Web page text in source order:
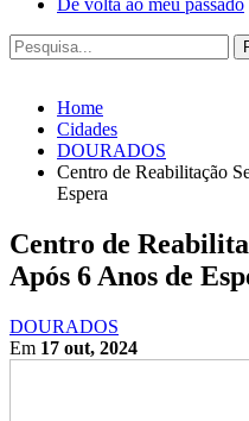
De volta ao meu passado
Home
Cidades
DOURADOS
Centro de Reabilitação
Espera
Centro de
Após 6 Anos de
DOURADOS
Em 17 out, 2024